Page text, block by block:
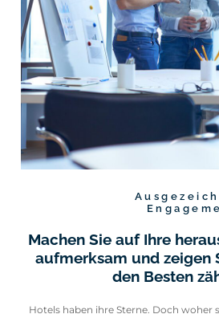
Machen Sie auf Ihre
aufmerksam und zeigen
den Besten
Hotels haben ihre Sterne. Doch woher